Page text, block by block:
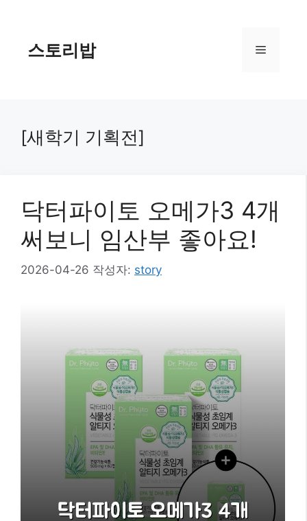
스토리밥 메
[새학기 기획전]
닥터파이토 오메가3 4개
써보니 임산부 좋아요!
2026-04-26 작성자: story